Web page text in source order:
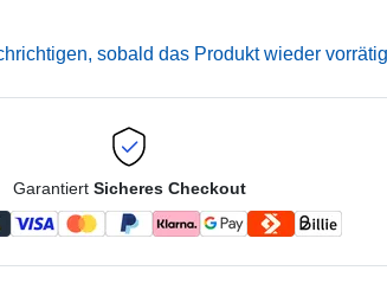
sobald das Produkt wieder
Garantiert Sicheres Checkout